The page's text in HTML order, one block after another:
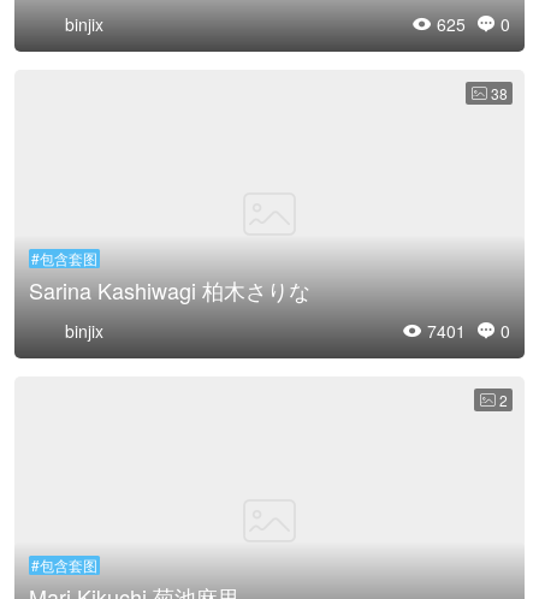
 625  0
binjix
 38
#包含套图
Sarina Kashiwagi 柏木さりな
 7401  0
binjix
 2
#包含套图